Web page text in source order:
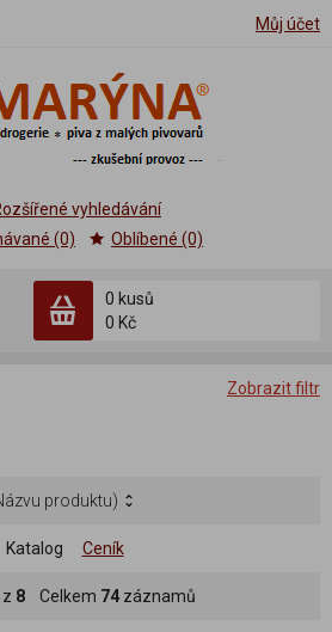
Můj účet
0 kusů
0 Kč
vyhledávání
(0)
Oblíbené (0)
Zobrazit filtr
produktu)
Katalog Ceník
z 8Celkem 74záznamů